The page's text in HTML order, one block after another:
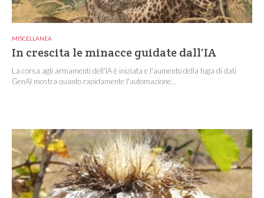
MISCELLANEA
In crescita le minacce guidate dall'IA
La corsa agli armamenti dell'IA è iniziata e l'aumento della fuga di dati
GenAI mostra quanto rapidamente l'automazione...